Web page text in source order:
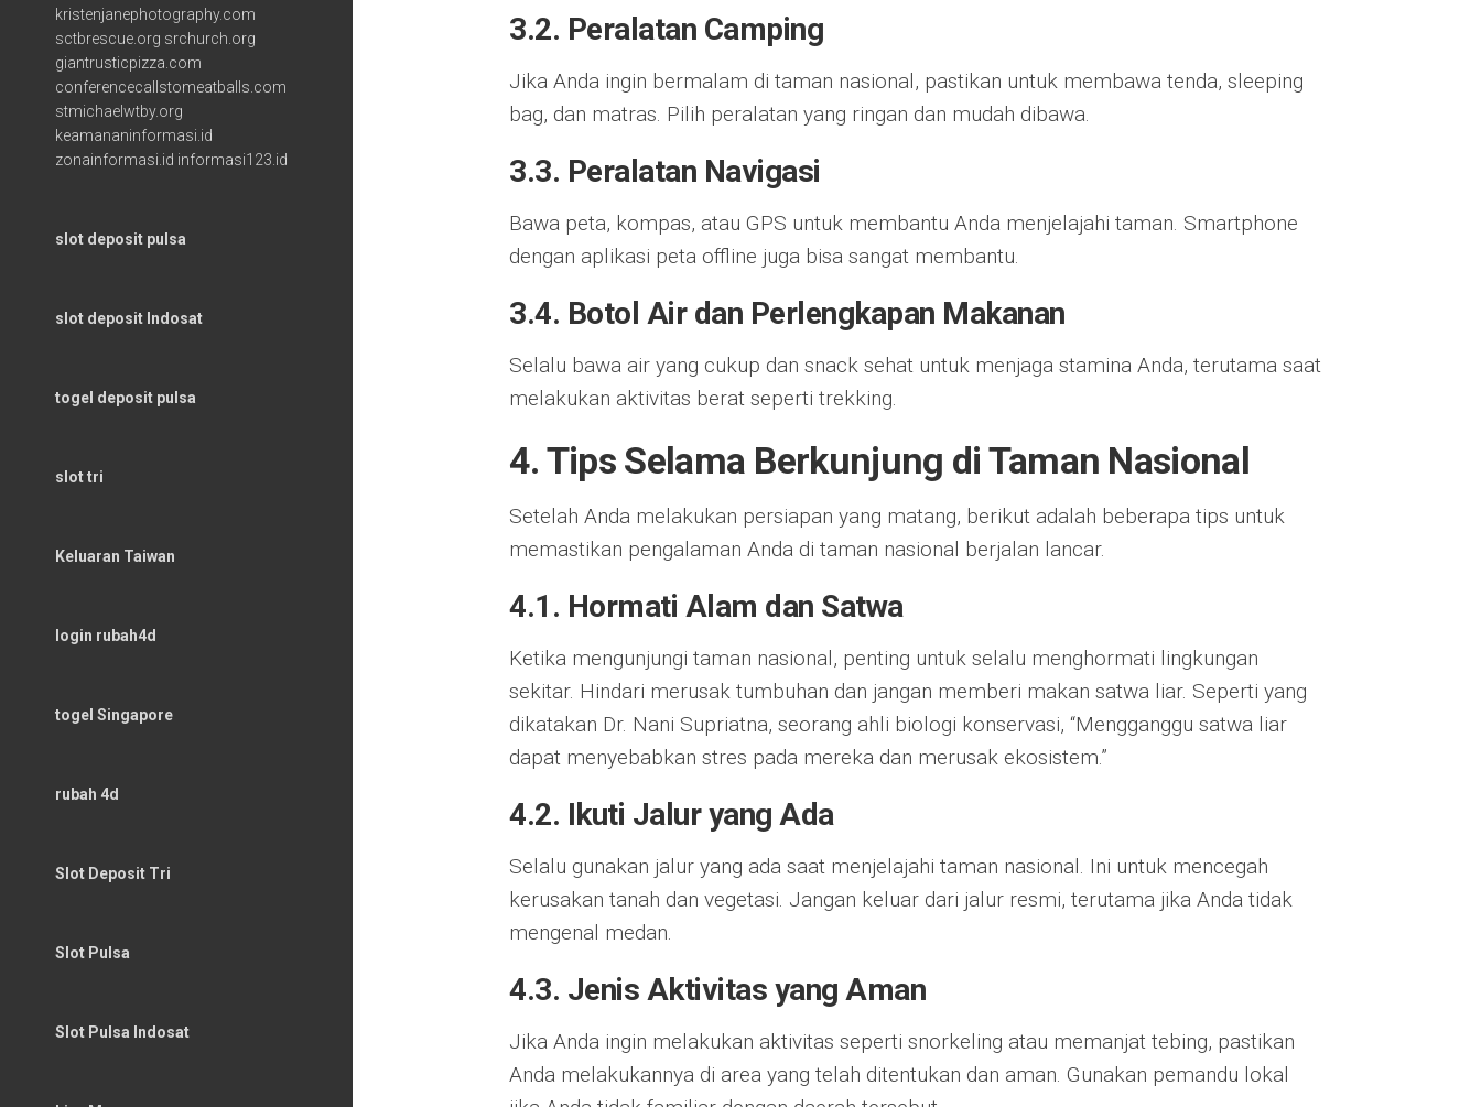
3.2. Peralatan Camping
Jika Anda ingin bermalam di taman nasional, pastikan untuk membawa tenda, sleeping
bag, dan matras. Pilih peralatan yang ringan dan mudah dibawa.
3.3. Peralatan Navigasi
Bawa peta, kompas, atau GPS untuk membantu Anda menjelajahi taman. Smartphone
dengan aplikasi peta offline juga bisa sangat membantu.
3.4. Botol Air dan Perlengkapan Makanan
Selalu bawa air yang cukup dan snack sehat untuk menjaga stamina Anda, terutama saat
melakukan aktivitas berat seperti trekking.
4. Tips Selama Berkunjung di Taman Nasional
Setelah Anda melakukan persiapan yang matang, berikut adalah beberapa tips untuk
memastikan pengalaman Anda di taman nasional berjalan lancar.
4.1. Hormati Alam dan Satwa
Ketika mengunjungi taman nasional, penting untuk selalu menghormati lingkungan
sekitar. Hindari merusak tumbuhan dan jangan memberi makan satwa liar. Seperti yang
dikatakan Dr. Nani Supriatna, seorang ahli biologi konservasi, “Mengganggu satwa liar
dapat menyebabkan stres pada mereka dan merusak ekosistem.”
4.2. Ikuti Jalur yang Ada
Selalu gunakan jalur yang ada saat menjelajahi taman nasional. Ini untuk mencegah
kerusakan tanah dan vegetasi. Jangan keluar dari jalur resmi, terutama jika Anda tidak
mengenal medan.
4.3. Jenis Aktivitas yang Aman
Jika Anda ingin melakukan aktivitas seperti snorkeling atau memanjat tebing, pastikan
Anda melakukannya di area yang telah ditentukan dan aman. Gunakan pemandu lokal
kristenjanephotography.com
sctbrescue.org srchurch.org
giantrusticpizza.com
conferencecallstomeatballs.com
stmichaelwtby.org
keamananinformasi.id
zonainformasi.id informasi123.id
slot deposit pulsa
slot deposit Indosat
togel deposit pulsa
slot tri
Keluaran Taiwan
login rubah4d
togel Singapore
rubah 4d
Slot Deposit Tri
Slot Pulsa
Slot Pulsa Indosat